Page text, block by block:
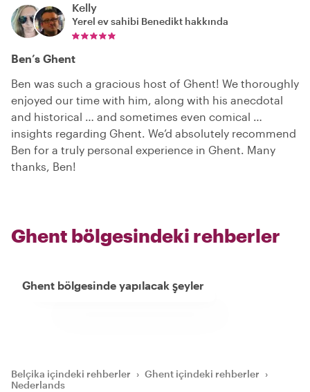
Kelly
Yerel ev sahibi Benedikt hakkında
Ben’s Ghent
Ben was such a gracious host of Ghent! We thoroughly
enjoyed our time with him, along with his anecdotal
and historical … and sometimes even comical …
insights regarding Ghent. We’d absolutely recommend
Ben for a truly personal experience in Ghent. Many
thanks, Ben!
Ghent bölgesindeki rehberler
Ghent bölgesinde yapılacak şeyler
Belçika içindeki rehberler › Ghent içindeki rehberler ›
Nederlands